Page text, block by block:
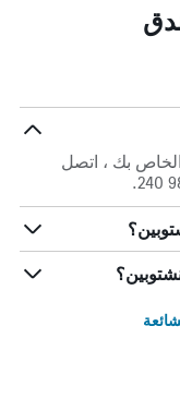
بك ، اتصل